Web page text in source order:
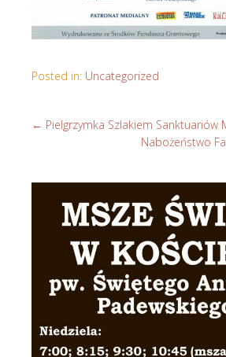
Posted in: Uncategorized
← Pielgrzymka Szlakiem Sanktuariów
Nabożeństwo